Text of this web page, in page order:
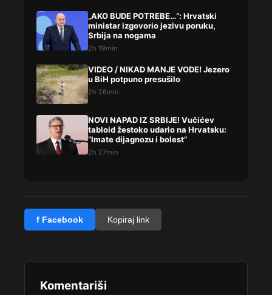
„AKO BUDE POTREBE…“: Hrvatski
ministar izgovorio jezivu poruku,
Srbija na nogama
2h 19min
VIDEO / NIKAD MANJE VODE! Jezero
u BiH potpuno presušilo
2h 26min
NOVI NAPAD IZ SRBIJE! Vučićev
tabloid žestoko udario na Hrvatsku:
“Imate dijagnozu i bolest”
2h 27min
f Facebook Kopiraj link
Komentariši